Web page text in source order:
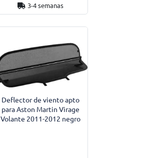
3-4 semanas
Deflector de viento apto
para Aston Martin Virage
Volante 2011-2012 negro